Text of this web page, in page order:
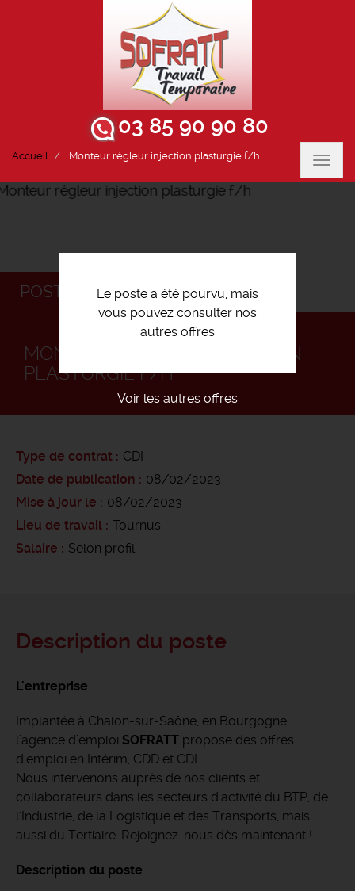
03 85 90 90 80
Accueil Monteur régleur injection plasturgie f/h
Le poste a été pourvu, mais
vous pouvez consulter nos
autres offres
Voir les autres offres
POSTULEZ
MONTEUR RÉGLEUR INJECTION
PLASTURGIE F/H
Type de contrat
CDI
Date de publication
08/02/2023
Mise à jour le
08/02/2023
Lieu de travail
Tournus
Salaire
Selon profil
Description du poste
L'entreprise
Implantée à Chalon-sur-Saône, en Bourgogne,
l’agence d’emploi SOFRATT propose des offres
d'emploi en Intérim, CDD et CDI.
Nous intervenons auprès de nos clients et
collaborateurs dans les secteurs d'activité du BTP, de
l'Industrie, de la Logistique et des Transports, mais
aussi du Tertiaire. Rejoignez-nous dès maintenant !
Description du poste